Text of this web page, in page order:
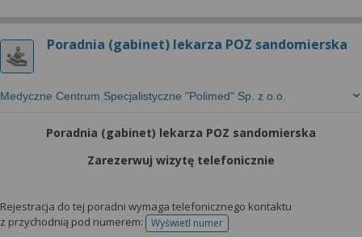
Poradnia (gabinet) lekarza POZ sandomierska
Medyczne Centrum Specjalistyczne "Polimed" Sp. z o.o.
Poradnia (gabinet) lekarza POZ sandomierska
Zarezerwuj wizytę telefonicznie
Rejestracja do tej poradni wymaga telefonicznego kontaktu
z przychodnią pod numerem:
Wyświetl numertelefonu do rejestracji